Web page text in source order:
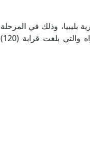
بليبيا، وذلك في المرحلة
الجامعية الأولى والدراسات العليا والإشراف العلمي على رسائل الماجستير والدكتوراه والتي بلغت قرابة (120)